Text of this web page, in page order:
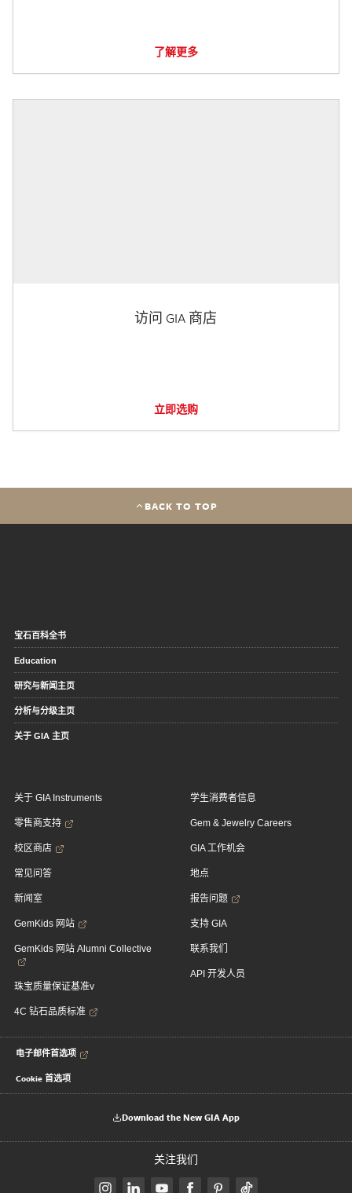
了解更多
访问 GIA 商店
立即选购
BACK TO TOP
宝石百科全书
Education
研究与新闻主页
分析与分级主页
关于 GIA 主页
关于 GIA Instruments
零售商支持
校区商店
常见问答
新闻室
GemKids 网站
GemKids 网站 Alumni Collective
珠宝质量保证基准v
4C 钻石品质标准
学生消费者信息
Gem & Jewelry Careers
GIA 工作机会
地点
报告问题
支持 GIA
联系我们
API 开发人员
电子邮件首选项
Cookie 首选项
Download the New GIA App
关注我们